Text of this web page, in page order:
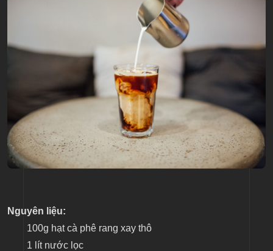
Nguyên liệu:
100g hạt cà phê rang xay thô
1 lít nước lọc